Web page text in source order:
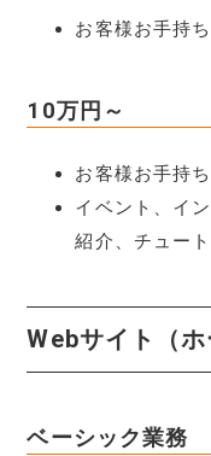
お客様お手持
10万円～
お客様お手持
イベント、イ
紹介、チュー
Webサイト（
ベーシック業務